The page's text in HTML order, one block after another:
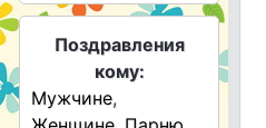
Поздравления
кому:
Мужчине,